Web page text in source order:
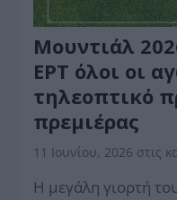
Μουντιάλ
ΕΡΤ όλοι οι
τηλεοπτικό
πρεμιέρας
11 Ιουνίου, 2026 στις
Η μεγάλη γιορτή